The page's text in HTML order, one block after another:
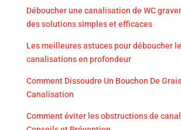
Déboucher une canalisation de WC
des solutions simples et efficaces
Les meilleures astuces pour déboucher
canalisations en profondeur
Comment Dissoudre Un Bouchon De
Canalisation
Comment éviter les obstructions de